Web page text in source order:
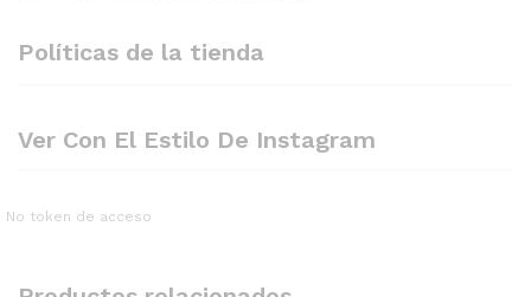
Políticas de la tienda
Ver Con El Estilo De Instagram
No token de acceso